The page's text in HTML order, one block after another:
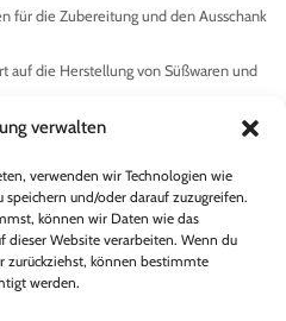
verwalten
verwenden wir Technologien wie
und/oder darauf zuzugreifen.
können wir Daten wie das
dieser Website verarbeiten. Wenn du
können bestimmte
werden.
für die Zubereitung und den Ausschank
auf die Herstellung von Süßwaren und
und deren Kombination mit Speisen.
Koordination von Catering-
der Qualität und Effizienz von
oder Kantinen.